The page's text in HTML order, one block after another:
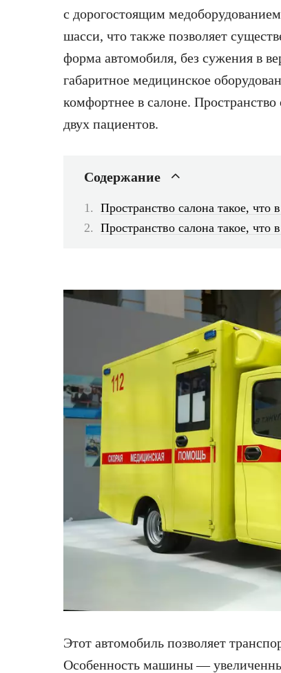
с дорогостоящим
шасси, что также позволяет
форма автомобиля, без сужения в
габаритное медицинское
комфортнее в салоне.
двух пациентов.
Содержание
Пространство салона такое, что
Пространство салона такое, что
Этот автомобиль позволяет
Особенность машины —